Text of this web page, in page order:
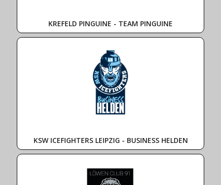
KREFELD PINGUINE - TEAM PINGUINE
KSW ICEFIGHTERS LEIPZIG - BUSINESS HELDEN